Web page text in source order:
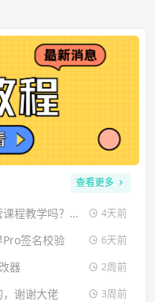
查看更多
有大佬有阿里国际站运营课程教学吗？🥺🥺
4天前
Pro签名校验
6天前
器
2周前
谢谢大佬
3周前